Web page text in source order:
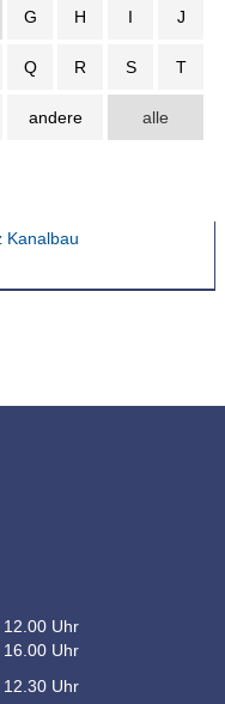
alle
G H I J
Q R S T
andere
Kanalbau
Uhr
Uhr
Uhr